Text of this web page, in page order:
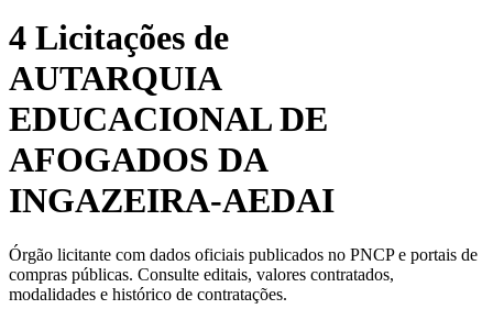
4 Licitações de
AUTARQUIA
EDUCACIONAL DE
AFOGADOS DA
INGAZEIRA-AEDAI
Órgão licitante com dados oficiais publicados no PNCP e portais de
compras públicas. Consulte editais, valores contratados,
modalidades e histórico de contratações.